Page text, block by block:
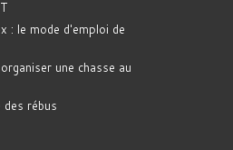
: le mode d'emploi de
une chasse au
des rébus